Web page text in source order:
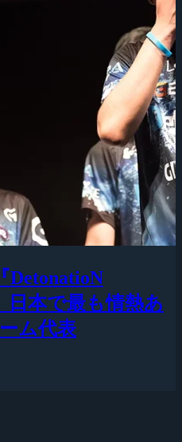
DetonatioN
日本で最も情熱あ
ム代表